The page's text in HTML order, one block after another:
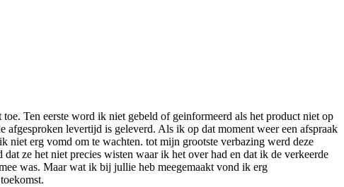
Ten eerste word ik niet gebeld of geinformeerd als het product niet op
levertijd is geleverd. Als ik op dat moment weer een afspraak
niet erg vomd om te wachten. tot mijn grootste verbazing werd deze
ze het niet precies wisten waar ik het over had en dat ik de verkeerde
was. Maar wat ik bij jullie heb meegemaakt vond ik erg